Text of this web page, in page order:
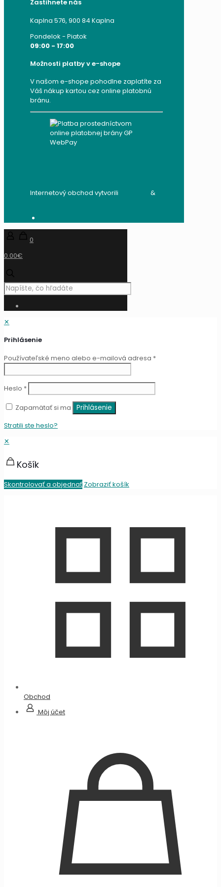
Zastihnete nás
Kaplna 576, 900 84 Kaplna
Pondelok - Piatok
09:00 - 17:00
Možnosti platby v e-shope
V našom e-shope pohodlne zaplatíte za
Váš nákup kartou cez online platobnú
bránu.
Internetový obchod vytvorili
&
0
0.00€
✕
Prihlásenie
Používateľské meno alebo e-mailová adresa *
Heslo *
Zapamätať si ma
Prihlásenie
Stratili ste heslo?
✕
Košík
Skontrolovať a objednať Zobraziť košík
Obchod
Môj účet